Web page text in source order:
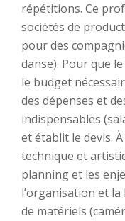
répétitions. Ce
sociétés de
pour des
danse). Pour que
le budget
des dépenses et
indispensables
et établit le devis.
technique et
planning et les
l’organisation et
de matériels